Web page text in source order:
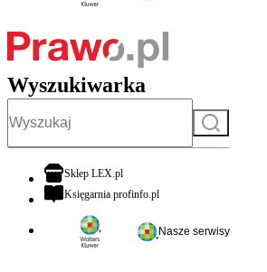
Wyszukiwarka
Szukaj
Sklep LEX.plotwiera się w nowej karcie
Księgarnia profinfo.plotwiera się w nowej karcie
Nasze serwisy